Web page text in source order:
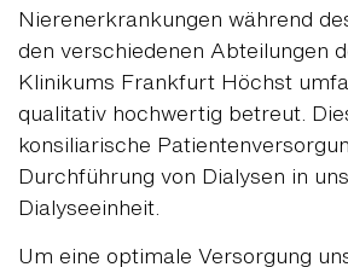
Nierenerkrankungen während
den verschiedenen Abteilungen
Klinikums Frankfurt Höchst
qualitativ hochwertig betreut.
konsiliarische
Durchführung von Dialysen in
Dialyseeinheit.
Um eine optimale Versorgung